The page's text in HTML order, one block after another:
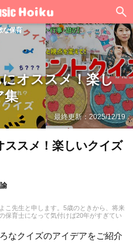
な保育
オススメ！楽し
集
最終更新： 2025/12/19
ススメ！楽しいクイズ
こ先生と申します。5歳のときから、将来
保育士になって気付けば20年がすぎてい
まま働いてきました。これからは現場の
情報をていねいにお届けしていきたいと
なクイズのアイデアをご紹介